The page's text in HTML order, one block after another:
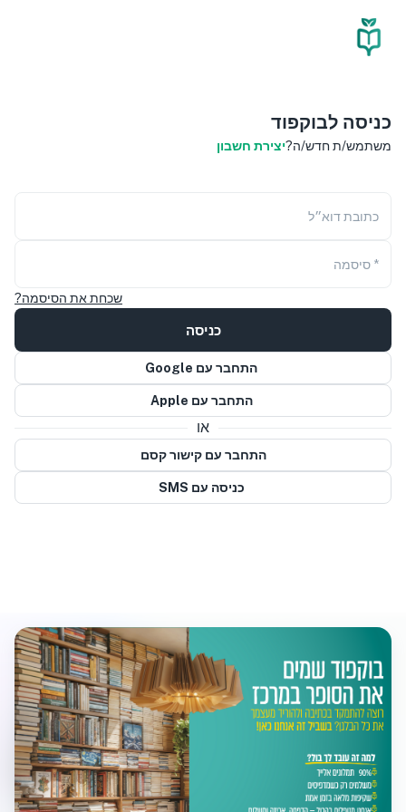
כניסה לבוקפוד
משתמש/ת חדש/ה?יצירת חשבון
כתובת דוא״ל
* סיסמה
שכחת את הסיסמה?
כניסה
התחבר עם Google
התחבר עם Apple
או
התחבר עם קישור קסם
כניסה עם SMS